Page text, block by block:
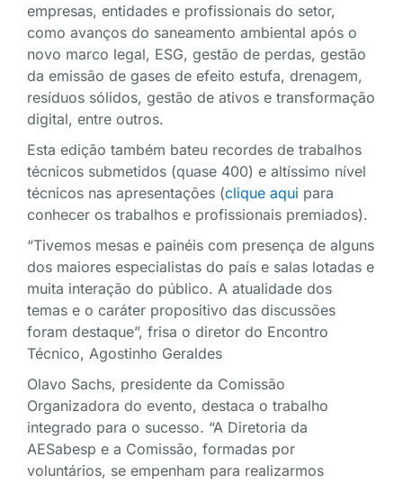
empresas, entidades e profissionais do setor,
como avanços do saneamento ambiental após o
novo marco legal, ESG, gestão de perdas, gestão
da emissão de gases de efeito estufa, drenagem,
resíduos sólidos, gestão de ativos e transformação
digital, entre outros.
Esta edição também bateu recordes de trabalhos
técnicos submetidos (quase 400) e altíssimo nível
técnicos nas apresentações (clique aqui para
conhecer os trabalhos e profissionais premiados).
“Tivemos mesas e painéis com presença de alguns
dos maiores especialistas do país e salas lotadas e
muita interação do público. A atualidade dos
temas e o caráter propositivo das discussões
foram destaque”, frisa o diretor do Encontro
Técnico, Agostinho Geraldes
Olavo Sachs, presidente da Comissão
Organizadora do evento, destaca o trabalho
integrado para o sucesso. “A Diretoria da
AESabesp e a Comissão, formadas por
voluntários, se empenham para realizarmos